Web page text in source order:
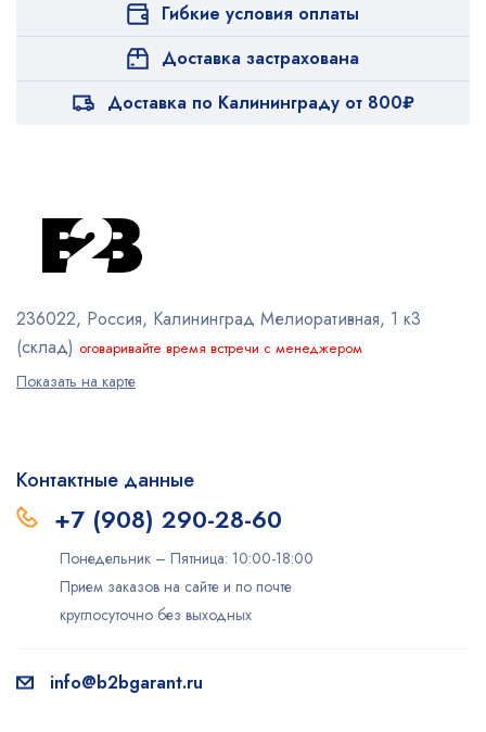
Гибкие условия оплаты
Доставка застрахована
Доставка по Калининграду от 800₽
236022, Россия, Калининград Мелиоративная, 1 к3
(склад) оговаривайте время встречи с менеджером
Показать на карте
Контактные данные
+7 (908) 290-28-60
Понедельник – Пятница: 10:00-18:00
Прием заказов на сайте и по почте
круглосуточно без выходных
info@b2bgarant.ru